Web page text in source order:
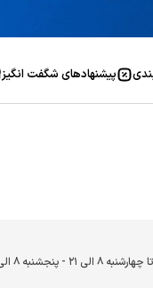
پیشنهاد‌های شگفت انگیز
۸ الی ۲۱ - پنجشنبه 8 الی ۲۰:۳۰